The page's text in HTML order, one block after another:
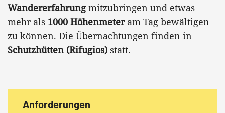
Wandererfahrungmitzubringen und etwas
mehr als 1000 Höhenmeteram Tag bewältigen
zu können. Die Übernachtungen finden in
Schutzhütten (Rifugios) statt.
Anforderungen